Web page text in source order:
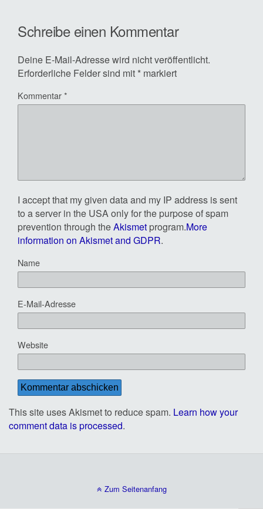
Schreibe einen Kommentar
Deine E-Mail-Adresse wird nicht veröffentlicht.
Erforderliche Felder sind mit * markiert
Kommentar*
I accept that my given data and my IP address is sent
to a server in the USA only for the purpose of spam
prevention through theAkismet program.More
information on Akismet and GDPR.
Name
E-Mail-Adresse
Website
This site uses Akismet to reduce spam. Learn how your
comment data is processed.
Zum Seitenanfang